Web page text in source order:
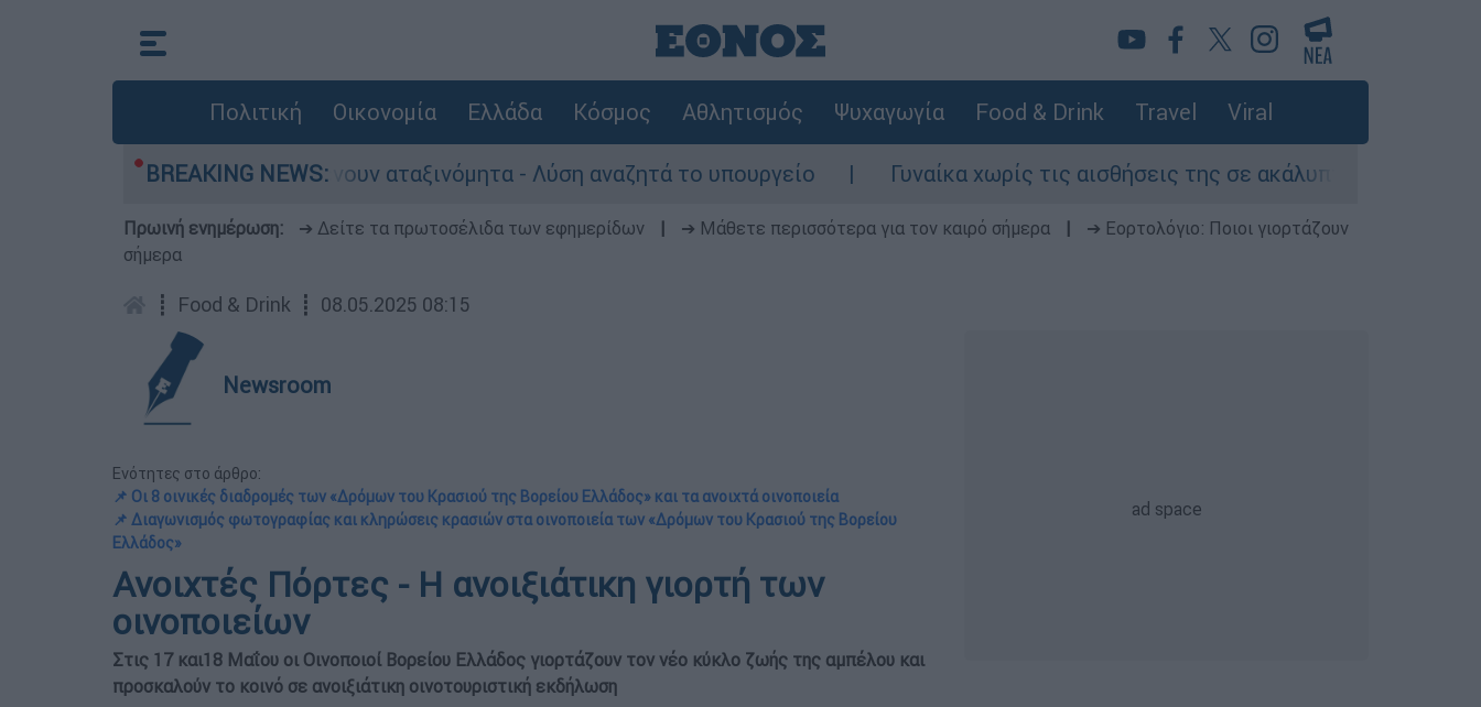
Πολιτική Οικονομία Ελλάδα Κόσμος Αθλητισμός Ψυχαγωγία Food & Drink Travel Viral
BREAKING NEWS:
αυτοκίνητα παραμένουν αταξινόμητα - Λύση αναζητά το υπουργείο Γυναίκα χωρίς τις αισθήσεις της σε ακάλυπτο πολυκατοικίας
Πρωινή ενημέρωση: ➔ Δείτε τα πρωτοσέλιδα των εφημερίδων ➔ Μάθετε περισσότερα για τον καιρό σήμερα
➔ Εορτολόγιο: Ποιοι γιορτάζουν
σήμερα
┋ Food & Drink ┋ 08.05.2025 08:15
Newsroom
Ενότητες στο άρθρο:
📌 Οι 8 οινικές διαδρομές των «Δρόμων του Κρασιού της Βορείου Ελλάδος» και τα ανοιχτά οινοποιεία
📌 Διαγωνισμός φωτογραφίας και κληρώσεις κρασιών στα οινοποιεία των «Δρόμων του Κρασιού της Βορείου
Ελλάδος»
Ανοιχτές Πόρτες - Η ανοιξιάτικη γιορτή των
οινοποιείων
Στις 17 και18 Μαΐου οι Οινοποιοί Βορείου Ελλάδος γιορτάζουν τον νέο κύκλο ζωής της αμπέλου και
προσκαλούν το κοινό σε ανοιξιάτικη οινοτουριστική εκδήλωση